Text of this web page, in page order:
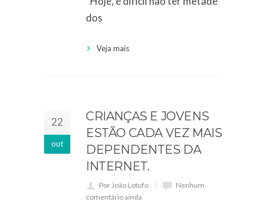
dos
Veja mais
22
out
CRIANÇAS E JOVENS
ESTÃO CADA VEZ MAIS
DEPENDENTES DA
INTERNET.
Por João Lotufo
Nenhum
comentário ainda